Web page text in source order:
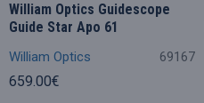
William Optics 69167
William Optics Guidescope
Guide Star Apo 61
659.00€